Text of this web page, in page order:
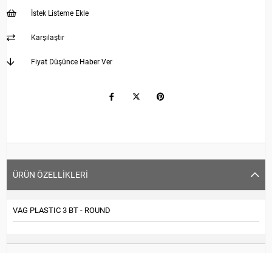
İstek Listeme Ekle
Karşılaştır
Fiyat Düşünce Haber Ver
ÜRÜN ÖZELLIKLERI
VAG PLASTIC 3 BT - ROUND